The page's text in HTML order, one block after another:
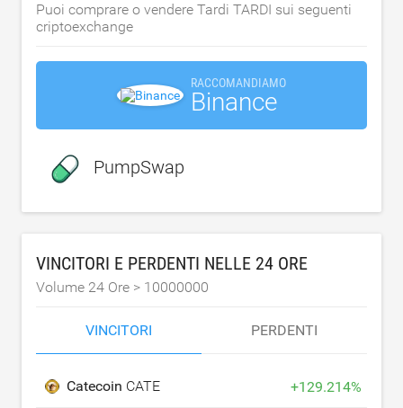
Puoi comprare o vendere Tardi TARDI sui seguenti
criptoexchange
RACCOMANDIAMO
Binance
PumpSwap
VINCITORI E PERDENTI NELLE 24 ORE
Volume 24 Ore > 10000000
VINCITORI PERDENTI
Catecoin CATE +129.214%